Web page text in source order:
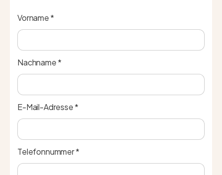
Vorname *
Nachname *
E-Mail-Adresse *
Telefonnummer *